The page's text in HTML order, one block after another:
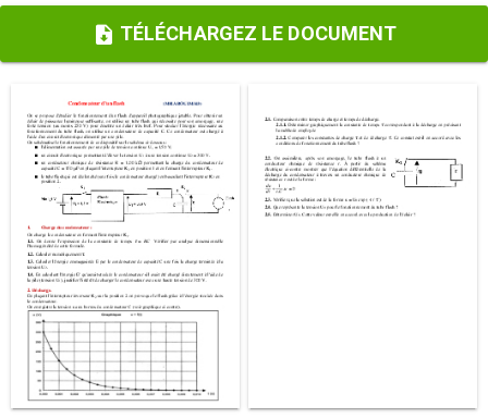
TÉLÉCHARGEZ LE DOCUMENT